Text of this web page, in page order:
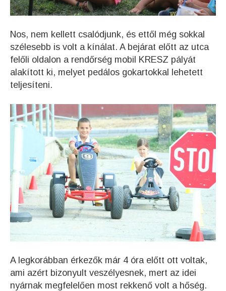
Nos, nem kellett csalódjunk, és ettől még sokkal
szélesebb is volt a kínálat. A bejárat előtt az utca
felőli oldalon a rendőrség mobil KRESZ pályát
alakított ki, melyet pedálos gokartokkal lehetett
teljesíteni.
A legkorábban érkezők már 4 óra előtt ott voltak,
ami azért bizonyult veszélyesnek, mert az idei
nyárnak megfelelően most rekkenő volt a hőség.